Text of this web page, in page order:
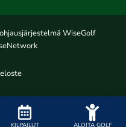
KILPAILUT ALOITA GOLF
WiseGolf